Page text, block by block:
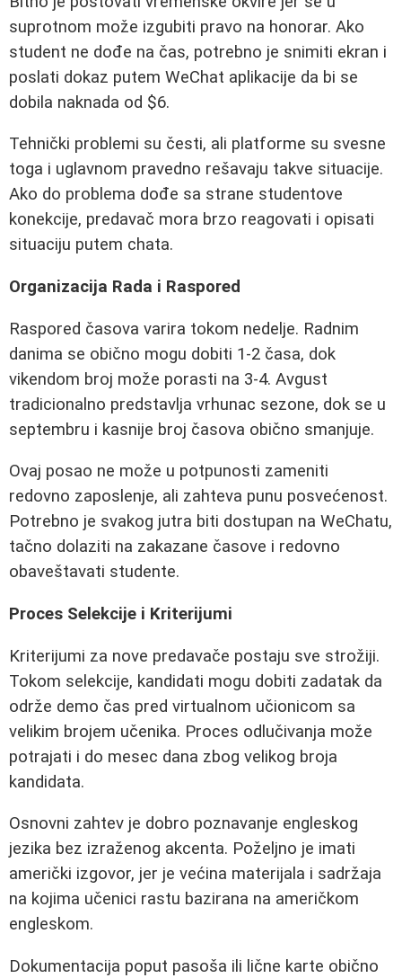
suprotnom može izgubiti pravo na honorar. Ako
student ne dođe na čas, potrebno je snimiti ekran i
poslati dokaz putem WeChat aplikacije da bi se
dobila naknada od $6.
Tehnički problemi su česti, ali platforme su svesne
toga i uglavnom pravedno rešavaju takve situacije.
Ako do problema dođe sa strane studentove
konekcije, predavač mora brzo reagovati i opisati
situaciju putem chata.
Organizacija Rada i Raspored
Raspored časova varira tokom nedelje. Radnim
danima se obično mogu dobiti 1-2 časa, dok
vikendom broj može porasti na 3-4. Avgust
tradicionalno predstavlja vrhunac sezone, dok se u
septembru i kasnije broj časova obično smanjuje.
Ovaj posao ne može u potpunosti zameniti
redovno zaposlenje, ali zahteva punu posvećenost.
Potrebno je svakog jutra biti dostupan na WeChatu,
tačno dolaziti na zakazane časove i redovno
obaveštavati studente.
Proces Selekcije i Kriterijumi
Kriterijumi za nove predavače postaju sve strožiji.
Tokom selekcije, kandidati mogu dobiti zadatak da
održe demo čas pred virtualnom učionicom sa
velikim brojem učenika. Proces odlučivanja može
potrajati i do mesec dana zbog velikog broja
kandidata.
Osnovni zahtev je dobro poznavanje engleskog
jezika bez izraženog akcenta. Poželjno je imati
američki izgovor, jer je većina materijala i sadržaja
na kojima učenici rastu bazirana na američkom
engleskom.
Dokumentacija poput pasoša ili lične karte obično